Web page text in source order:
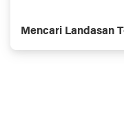
Mencari Landasan